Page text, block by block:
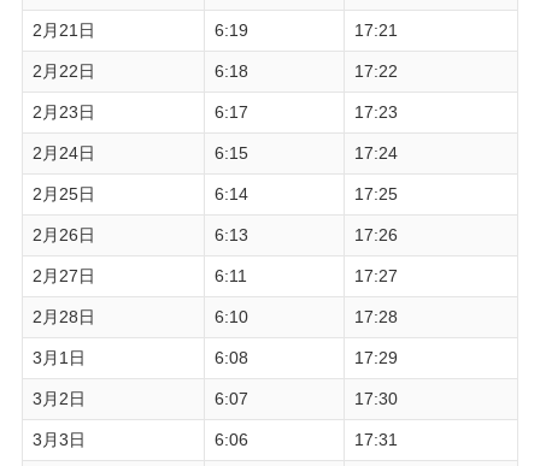
2月21日 6:19 17:21
2月22日 6:18 17:22
2月23日 6:17 17:23
2月24日 6:15 17:24
2月25日 6:14 17:25
2月26日 6:13 17:26
2月27日 6:11 17:27
2月28日 6:10 17:28
3月1日 6:08 17:29
3月2日 6:07 17:30
3月3日 6:06 17:31